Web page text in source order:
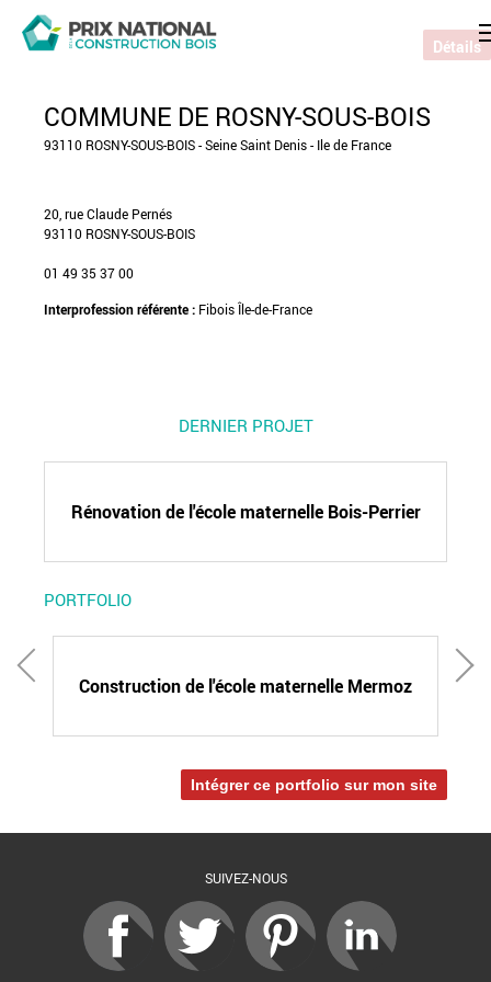
COMMUNE DE ROSNY-SOUS-BOIS
93110 ROSNY-SOUS-BOIS - Seine Saint Denis - Ile de France
20, rue Claude Pernés
93110 ROSNY-SOUS-BOIS
01 49 35 37 00
Interprofession référente : Fibois Île-de-France
DERNIER PROJET
Rénovation de l'école maternelle Bois-Perrier
Détails
PORTFOLIO
Construction de l'école maternelle Mermoz
Intégrer ce portfolio sur mon site
SUIVEZ-NOUS